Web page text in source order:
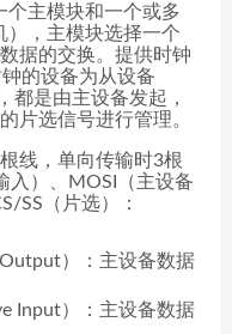
个主模块和一个或多
），主模块选择一个
据的交换。提供时钟
的设备为从设备
都是由主设备发起，
片选信号进行管理。
线，单向传输时3根
入）、MOSI（主设备
SS（片选）：
）：主设备数据
Input）：主设备数据